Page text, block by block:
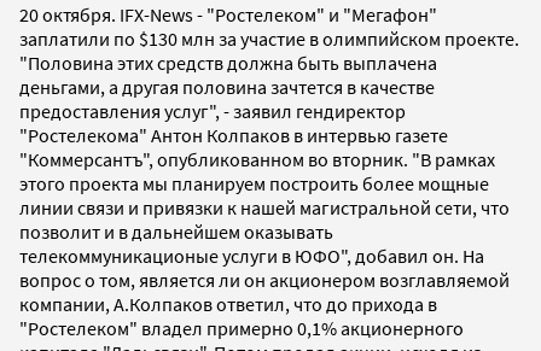
20 октября. IFX-News - "Ростелеком" и "Мегафон"
заплатили по $130 млн за участие в олимпийском проекте.
"Половина этих средств должна быть выплачена
деньгами, а другая половина зачтется в качестве
предоставления услуг", - заявил гендиректор
"Ростелекома" Антон Колпаков в интервью газете
"Коммерсантъ", опубликованном во вторник. "В рамках
этого проекта мы планируем построить более мощные
линии связи и привязки к нашей магистральной сети, что
позволит и в дальнейшем оказывать
телекоммуникационые услуги в ЮФО", добавил он. На
вопрос о том, является ли он акционером возглавляемой
компании, А.Колпаков ответил, что до прихода в
"Ростелеком" владел примерно 0,1% акционерного